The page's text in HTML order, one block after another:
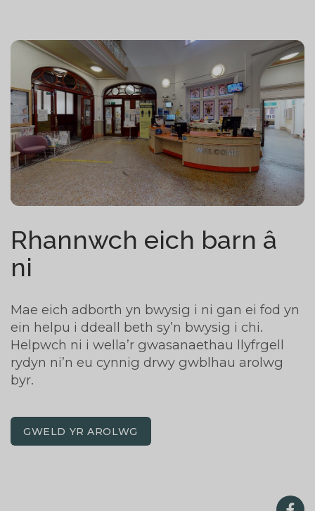
Rhannwch eich barn â
ni
Mae eich adborth yn bwysig i ni gan ei fod yn
ein helpu i ddeall beth sy’n bwysig i chi.
Helpwch ni i wella’r gwasanaethau llyfrgell
rydyn ni’n eu cynnig drwy gwblhau arolwg
byr.
GWELD YR AROLWG